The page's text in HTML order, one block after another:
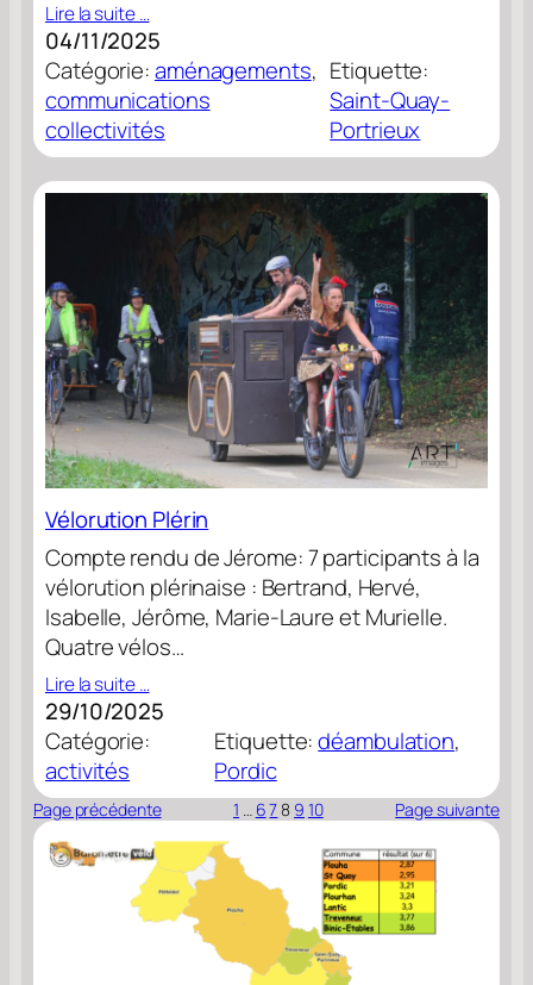
Lire la suite …
04/11/2025
Catégorie:aménagements
communications
collectivités
Etiquette:
Saint-Quay-
Portrieux
Vélorution Plérin
Compte rendu de Jérome: 7 participants à la
vélorution plérinaise : Bertrand, Hervé,
Isabelle, Jérôme, Marie-Laure et Murielle.
Quatre vélos…
Lire la suite …
29/10/2025
Catégorie:
activités
Etiquette:déambulation
Pordic
Page précédente 1 … 67 8 9 10 Page suivante